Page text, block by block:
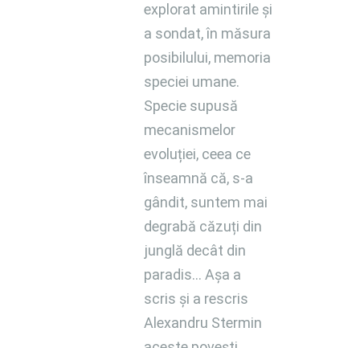
explorat amintirile și
a sondat, în măsura
posibilului, memoria
speciei umane.
Specie supusă
mecanismelor
evoluției, ceea ce
înseamnă că, s-a
gândit, suntem mai
degrabă căzuți din
junglă decât din
paradis… Așa a
scris și a rescris
Alexandru Stermin